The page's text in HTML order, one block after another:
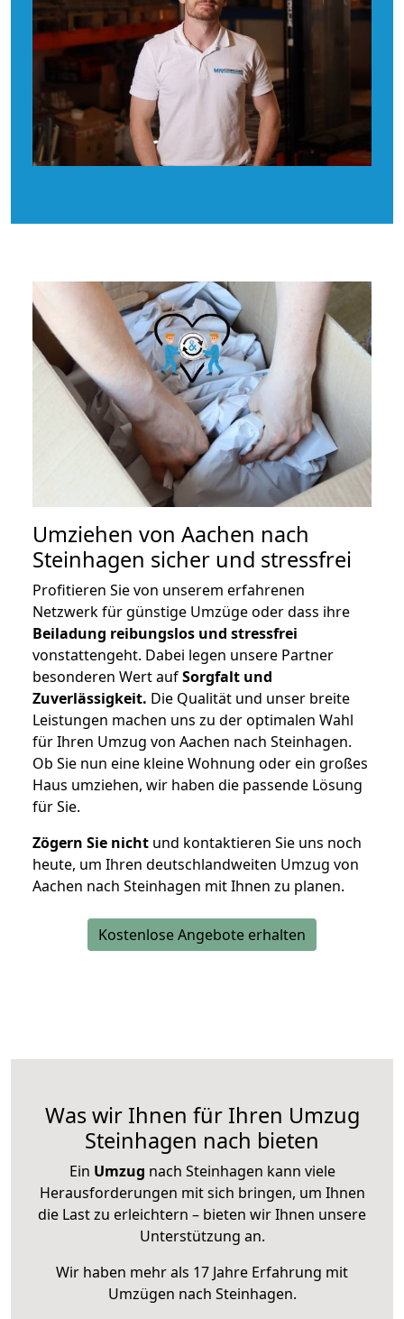
Umziehen von Aachen nach
Steinhagen sicher und stressfrei
Profitieren Sie von unserem erfahrenen
Netzwerk für günstige Umzüge oder dass ihre
Beiladung reibungslos und stressfrei
vonstattengeht. Dabei legen unsere Partner
besonderen Wert aufSorgfalt und
Zuverlässigkeit. Die Qualität und unser breite
Leistungen machen uns zu der optimalen Wahl
für Ihren Umzug von Aachen nach Steinhagen.
Ob Sie nun eine kleine Wohnung oder ein großes
Haus umziehen, wir haben die passende Lösung
für Sie.
Zögern Sie nicht und kontaktieren Sie uns noch
heute, um Ihren deutschlandweiten Umzug von
Aachen nach Steinhagen mit Ihnen zu planen.
Kostenlose Angebote erhalten
Was wir Ihnen für Ihren Umzug
Steinhagen nach bieten
Ein Umzug nach Steinhagen kann viele
Herausforderungen mit sich bringen, um Ihnen
die Last zu erleichtern – bieten wir Ihnen unsere
Unterstützung an.
Wir haben mehr als 17 Jahre Erfahrung mit
Umzügen nach Steinhagen.